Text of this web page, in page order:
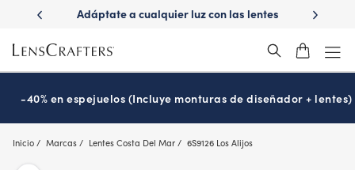
main
content
con
Adáptate a cualquier luz con las lentes
¿Es
-40% en espejuelos (Incluye monturas de diseñador + lentes)
Inicio Marcas Lentes Costa Del Mar 6S9126 Los Alijos